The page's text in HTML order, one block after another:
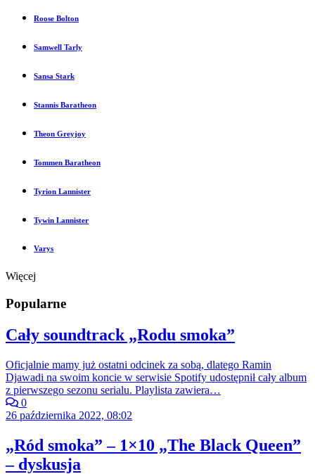
Roose Bolton
Samwell Tarly
Sansa Stark
Stannis Baratheon
Theon Greyjoy
Tommen Baratheon
Tyrion Lannister
Tywin Lannister
Varys
Więcej
Popularne
Cały soundtrack „Rodu smoka”
Oficjalnie mamy już ostatni odcinek za sobą, dlatego Ramin
Djawadi na swoim koncie w serwisie Spotify udostępnił cały album
z pierwszego sezonu serialu. Playlista zawiera…
0
26 października 2022, 08:02
„Ród smoka” – 1×10 „The Black Queen”
– dyskusja